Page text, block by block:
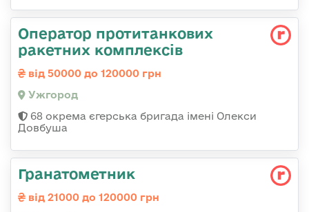
Оператор протитанкових
ракетних комплексів
від 50000 до 120000 грн
Ужгород
68 окрема єгерська бригада імені Олекси
Довбуша
Гранатометник
від 21000 до 120000 грн